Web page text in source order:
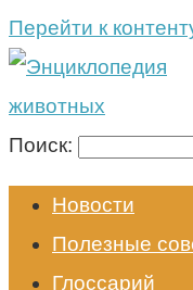
Перейти к
Поиск:
Новости
Полезные
Глоссарий